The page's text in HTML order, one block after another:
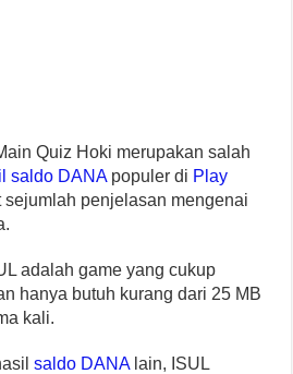
Quiz Hoki merupakan salah
saldo DANApopuler di Play
sejumlah penjelasan mengenai
adalah game yang cukup
hanya butuh kurang dari 25 MB
kali.
saldo DANAlain, ISUL